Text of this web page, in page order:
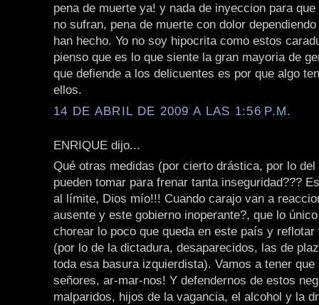
pena de muerte ya! y nada de inyeccion para
no sufran, pena de muerte con dolor
han hecho. Yo no soy hipocrita como estos
pienso que es lo que siente la gran mayoria de
que defiende a los delicuentes es por que algo
ellos.
14 DE ABRIL DE 2009 A LAS 1:56 P.M.
ENRIQUE dijo...
Qué otras medidas (por cierto drástica, por lo
pueden tomar para frenar tanta inseguridad???
al límite, Dios mío!!! Cuando carajo van a
ausente y este gobierno inoperante?, que lo
chorear lo poco que queda en este país y
(por lo de la dictadura, desaparecidos, las de
toda esa basura izquierdista). Vamos a tener que
señores, ar-mar-nos! Y defendernos de estos
malparidos, hijos de la vagancia, el alcohol y la